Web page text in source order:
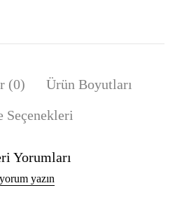
(0)
Ürün Boyutları
Seçenekleri
Yorumları
yazın